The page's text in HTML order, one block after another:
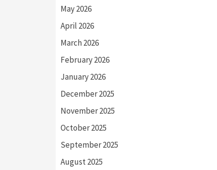
May 2026
April 2026
March 2026
February 2026
January 2026
December 2025
November 2025
October 2025
September 2025
August 2025